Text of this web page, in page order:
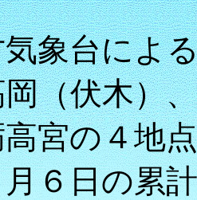
象台による
（伏木）、
宮の４地
６日の累計